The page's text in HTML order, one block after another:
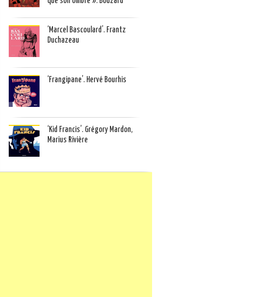
‘Marcel Bascoulard’. Frantz
Duchazeau
‘Frangipane’. Hervé Bourhis
‘Kid Francis’. Grégory Mardon,
Marius Rivière